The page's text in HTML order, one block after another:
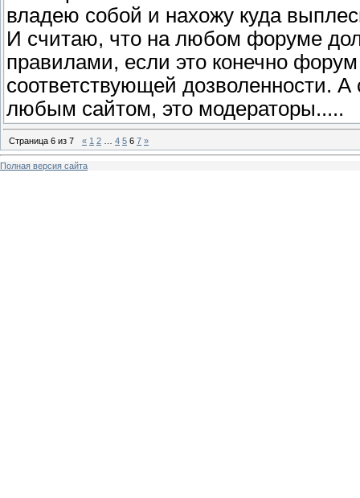
владею собой и нахожу куда
И считаю, что на любом форуме
правилами, если это конечно
соответствующей дозволенности.
любым сайтом, это модераторы.....
Страница 6 из 7 « 1 2 4 5 6 7 »
Полная версия сайта